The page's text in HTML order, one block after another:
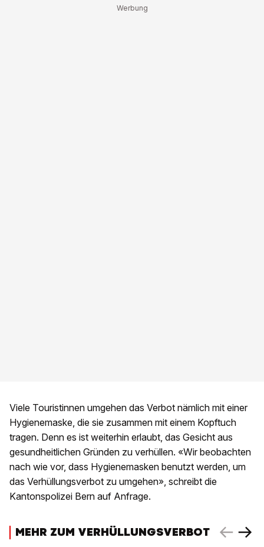
Viele Touristinnen umgehen das Verbot nämlich mit einer
Hygienemaske, die sie zusammen mit einem Kopftuch
tragen. Denn es ist weiterhin erlaubt, das Gesicht aus
gesundheitlichen Gründen zu verhüllen. «Wir beobachten
nach wie vor, dass Hygienemasken benutzt werden, um
das Verhüllungsverbot zu umgehen», schreibt die
Kantonspolizei Bern auf Anfrage.
MEHR ZUM VERHÜLLUNGSVERBOT